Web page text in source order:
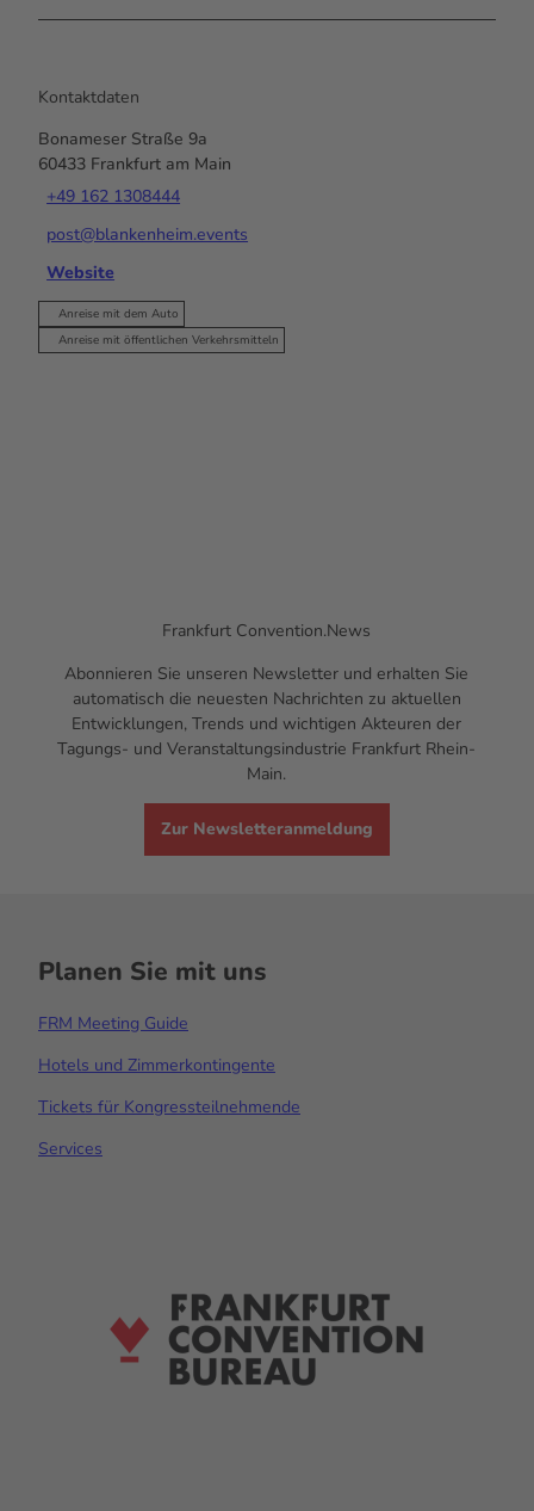
Kontaktdaten
Bonameser Straße 9a
60433 Frankfurt am Main
+49 162 1308444
post@blankenheim.events
Website
Anreise mit dem Auto
Anreise mit öffentlichen Verkehrsmitteln
Frankfurt Convention.News
Abonnieren Sie unseren Newsletter und erhalten Sie
automatisch die neuesten Nachrichten zu aktuellen
Entwicklungen,Trends und wichtigen Akteuren der
Tagungs- und Veranstaltungsindustrie Frankfurt Rhein-
Main.
Zur Newsletteranmeldung
Planen Sie mit uns
FRM Meeting Guide
Hotels und Zimmerkontingente
Tickets für Kongressteilnehmende
Services